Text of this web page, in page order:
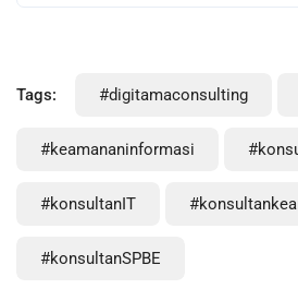
Tags: #digitamaconsulting
#keamananinformasi
#konsultanIT
#konsultanSPBE